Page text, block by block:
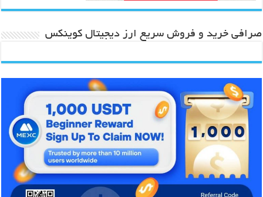
صرافی خرید و فروش سریع ارز دیجیتال کوینکس